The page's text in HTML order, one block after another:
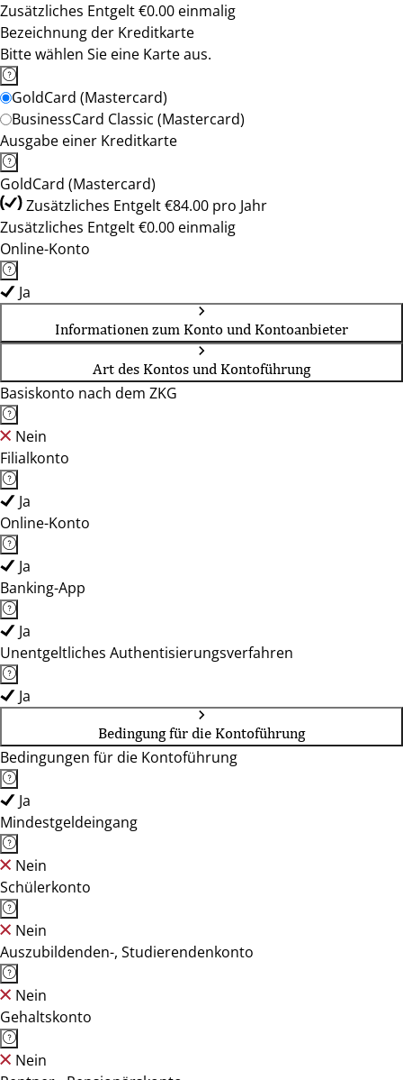
Zusätzliches Entgelt €0.00 einmalig
Bezeichnung der Kreditkarte
Bitte wählen Sie eine Karte aus.
GoldCard (Mastercard)
BusinessCard Classic (Mastercard)
Ausgabe einer Kreditkarte
GoldCard (Mastercard)
Zusätzliches Entgelt €84.00 pro Jahr
Zusätzliches Entgelt €0.00 einmalig
Online-Konto
Ja
Informationen zum Konto und Kontoanbieter
Art des Kontos und Kontoführung
Basiskonto nach dem ZKG
Nein
Filialkonto
Ja
Online-Konto
Ja
Banking-App
Ja
Unentgeltliches Authentisierungsverfahren
Ja
Bedingung für die Kontoführung
Bedingungen für die Kontoführung
Ja
Mindestgeldeingang
Nein
Schülerkonto
Nein
Auszubildenden-, Studierendenkonto
Nein
Gehaltskonto
Nein